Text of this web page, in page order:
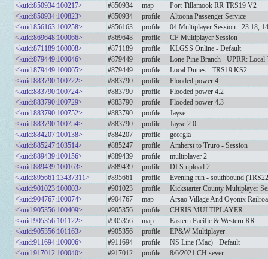
<kuid:850934:100217>
#850934 map
Port Tillamook RR TRS19 V2
<kuid:850934:100823>
#850934 profile
Altoona Passenger Service
<kuid:856163:100258>
#856163 profile
04 Multiplayer Session - 23:18,
<kuid:869648:100066>
#869648 profile
CP Multiplayer Session
<kuid:871189:100008>
#871189 profile
KLGSS Online - Default
<kuid:879449:100046>
#879449 profile
Lone Pine Branch - UPRR: Local
<kuid:879449:100065>
#879449 profile
Local Duties - TRS19 KS2
<kuid:883790:100722>
#883790 profile
Flooded power 4
<kuid:883790:100724>
#883790 profile
Flooded power 4.2
<kuid:883790:100729>
#883790 profile
Flooded power 4.3
<kuid:883790:100752>
#883790 profile
Jayse
<kuid:883790:100754>
#883790 profile
Jayse 2.0
<kuid:884207:100138>
#884207 profile
georgia
<kuid:885247:103514>
#885247 profile
Amherst to Truro - Session
<kuid:889439:100156>
#889439 profile
multiplayer 2
<kuid:889439:100163>
#889439 profile
DLS upload 2
<kuid:895661:13437311>
#895661 profile
Evening run - southbound
<kuid:901023:100003>
#901023 profile
Kickstarter County Multiplayer
<kuid:904767:100074>
#904767 map
Arsao Village And Oyonix
<kuid:905356:100409>
#905356 profile
CHRIS MULTIPLAYER
<kuid:905356:101122>
#905356 map
Eastern Pacific & Western RR
<kuid:905356:101163>
#905356 profile
EP&W Multiplayer
<kuid:911694:100006>
#911694 profile
NS Line (Mac) - Default
<kuid:917012:100040>
#917012 profile
8/6/2021 CH sever